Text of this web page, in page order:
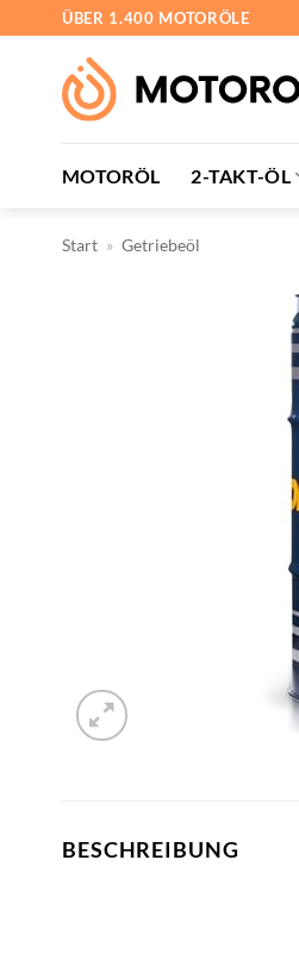
springen
ÜBER 1.400 MOTORÖLE
MOTORÖL 2-TAKT-ÖL
Start » Getriebeöl
BESCHREIBUNG